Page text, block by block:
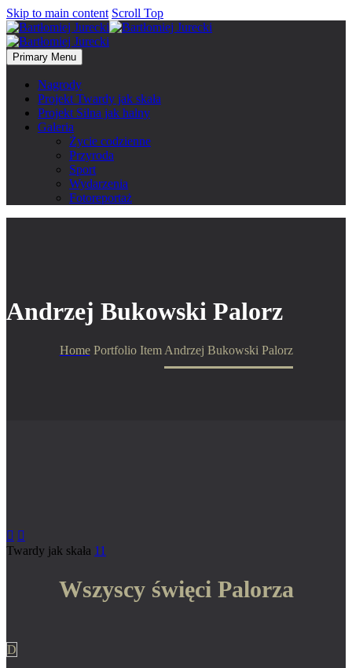
Skip to main content Scroll Top
Primary Menu
Nagrody
Projekt Twardy jak skała
Projekt Silna jak halny
Galeria
Życie codzienne
Przyroda
Sport
Wydarzenia
Fotoreportaż
Andrzej Bukowski Palorz
Home Portfolio Item Andrzej Bukowski Palorz
 
Twardy jak skała 11
Wszyscy święci Palorza
D